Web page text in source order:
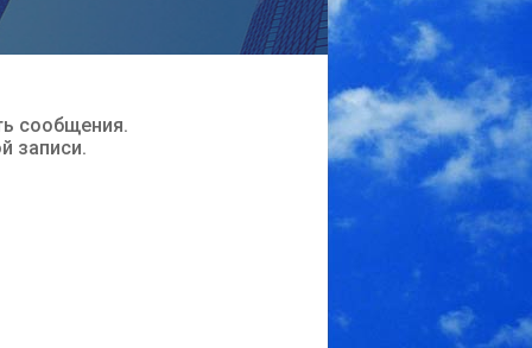
сообщения.
записи.